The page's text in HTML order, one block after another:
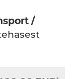
/